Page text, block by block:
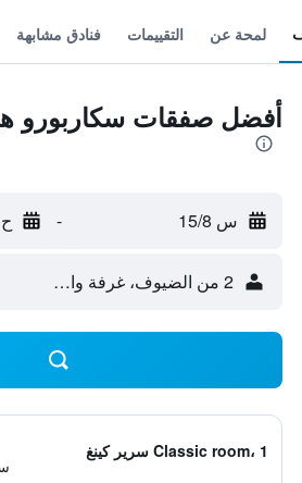
لمحة عن التقييمات فنادق مشابهة
أفضل صفقات سكاربورو
س 15/8 - ح 16/8
2 من الضيوف، غرفة واحدة
Classic room، 1 سرير كينغ